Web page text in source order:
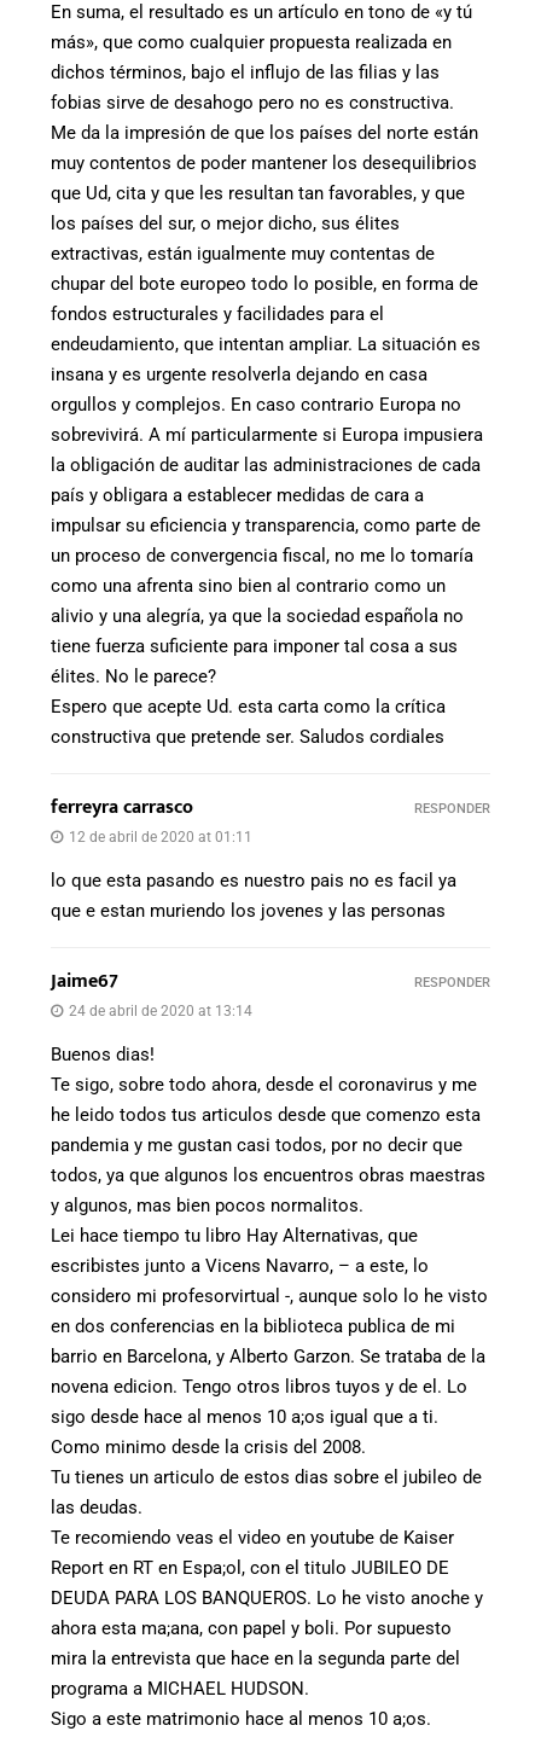
En suma, el resultado es un artículo en tono de «y tú
más», que como cualquier propuesta realizada en
dichos términos, bajo el influjo de las filias y las
fobias sirve de desahogo pero no es constructiva.
Me da la impresión de que los países del norte están
muy contentos de poder mantener los desequilibrios
que Ud, cita y que les resultan tan favorables, y que
los países del sur, o mejor dicho, sus élites
extractivas, están igualmente muy contentas de
chupar del bote europeo todo lo posible, en forma de
fondos estructurales y facilidades para el
endeudamiento, que intentan ampliar. La situación es
insana y es urgente resolverla dejando en casa
orgullos y complejos. En caso contrario Europa no
sobrevivirá. A mí particularmente si Europa impusiera
la obligación de auditar las administraciones de cada
país y obligara a establecer medidas de cara a
impulsar su eficiencia y transparencia, como parte de
un proceso de convergencia fiscal, no me lo tomaría
como una afrenta sino bien al contrario como un
alivio y una alegría, ya que la sociedad española no
tiene fuerza suficiente para imponer tal cosa a sus
élites. No le parece?
Espero que acepte Ud. esta carta como la crítica
constructiva que pretende ser. Saludos cordiales
ferreyra carrasco
12 de abril de 2020 at 01:11
lo que esta pasando es nuestro pais no es facil ya
que e estan muriendo los jovenes y las personas
RESPONDER
Jaime67
24 de abril de 2020 at 13:14
Buenos dias!
Te sigo, sobre todo ahora, desde el coronavirus y me
he leido todos tus articulos desde que comenzo esta
pandemia y me gustan casi todos, por no decir que
todos, ya que algunos los encuentros obras maestras
y algunos, mas bien pocos normalitos.
Lei hace tiempo tu libro Hay Alternativas, que
escribistes junto a Vicens Navarro, – a este, lo
considero mi profesorvirtual -, aunque solo lo he visto
en dos conferencias en la biblioteca publica de mi
barrio en Barcelona, y Alberto Garzon. Se trataba de la
novena edicion. Tengo otros libros tuyos y de el. Lo
sigo desde hace al menos 10 a;os igual que a ti.
Como minimo desde la crisis del 2008.
Tu tienes un articulo de estos dias sobre el jubileo de
las deudas.
Te recomiendo veas el video en youtube de Kaiser
Report en RT en Espa;ol, con el titulo JUBILEO DE
DEUDA PARA LOS BANQUEROS. Lo he visto anoche y
ahora esta ma;ana, con papel y boli. Por supuesto
mira la entrevista que hace en la segunda parte del
programa a MICHAEL HUDSON.
Sigo a este matrimonio hace al menos 10 a;os.
RESPONDER